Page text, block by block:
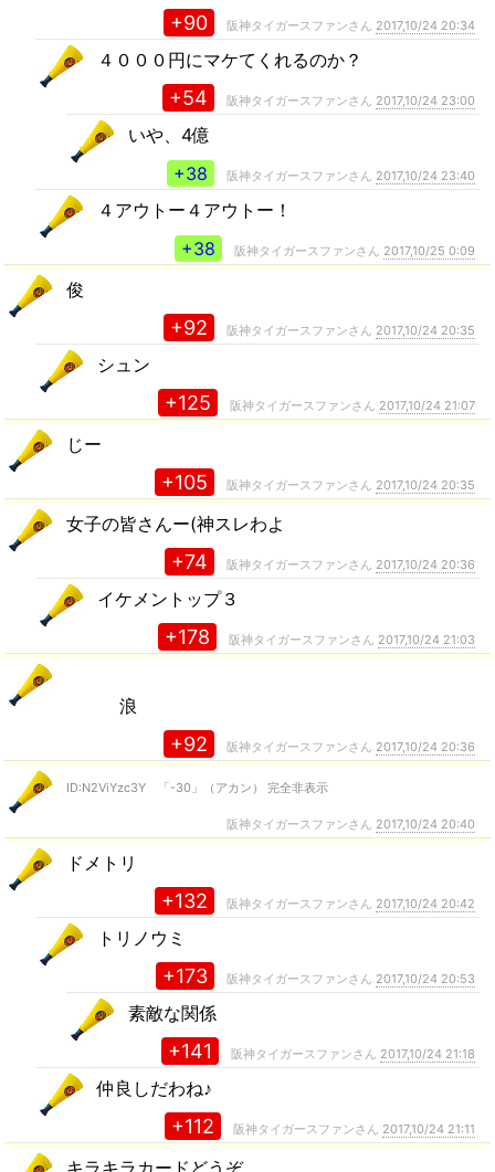
+90 阪神タイガースファンさん 2017,10/24 20:34
４０００円にマケてくれるのか？
+54 阪神タイガースファンさん 2017,10/24 23:00
いや、4億
+38
阪神タイガースファンさん 2017,10/24 23:40
４アウトー４アウトー！
+38
阪神タイガースファンさん 2017,10/25 0:09
俊
+92 阪神タイガースファンさん 2017,10/24 20:35
シュン
+125 阪神タイガースファンさん 2017,10/24 21:07
じー
+105 阪神タイガースファンさん 2017,10/24 20:35
女子の皆さんー(神スレわよ
+74 阪神タイガースファンさん 2017,10/24 20:36
イケメントップ３
+178 阪神タイガースファンさん 2017,10/24 21:03
浪
+92 阪神タイガースファンさん 2017,10/24 20:36
ID:N2ViYzc3Y 「-30」（アカン） 完全非表示
阪神タイガースファンさん 2017,10/24 20:40
ドメトリ
+132 阪神タイガースファンさん 2017,10/24 20:42
トリノウミ
+173 阪神タイガースファンさん 2017,10/24 20:53
素敵な関係
+141 阪神タイガースファンさん 2017,10/24 21:18
仲良しだわね♪
+112 阪神タイガースファンさん 2017,10/24 21:11
キラキラカードどうぞ